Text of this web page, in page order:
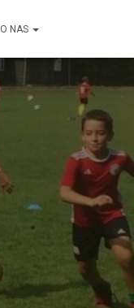
O NAS